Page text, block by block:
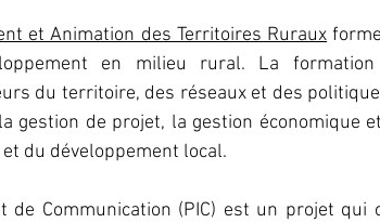
et Animation des Territoires Ruraux
en milieu rural. La
du territoire, des réseaux et des
gestion de projet, la gestion économique
du développement local.
de Communication (PIC) est un projet